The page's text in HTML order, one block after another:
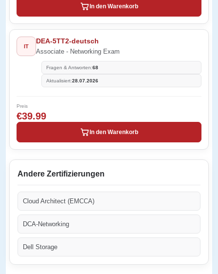
In den Warenkorb
IT
DEA-5TT2-deutsch
Associate - Networking Exam
Fragen & Antworten:68
Aktualisiert:28.07.2026
Preis
€39.99
In den Warenkorb
Andere Zertifizierungen
Cloud Architect (EMCCA)
DCA-Networking
Dell Storage